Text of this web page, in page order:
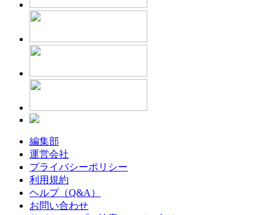
編集部
運営会社
プライバシーポリシー
利用規約
ヘルプ（Q&A）
お問い合わせ